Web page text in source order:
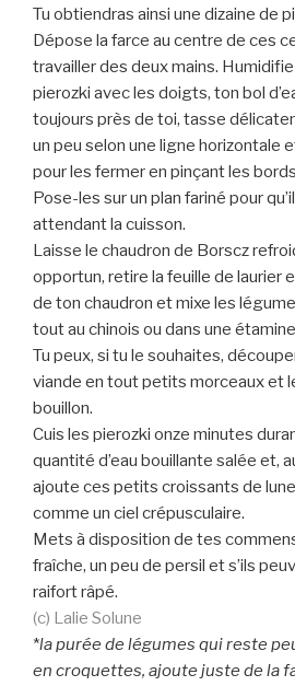
Tu obtiendras ainsi une dizaine de
Dépose la farce au centre de ces
travailler des deux mains.
pierozki avec les doigts, ton bol
toujours près de toi, tasse
un peu selon une ligne horizontale
pour les fermer en pinçant les
Pose-les sur un plan fariné pour
attendant la cuisson.
Laisse le chaudron de Borscz
opportun, retire la feuille de laurier
de ton chaudron et mixe les
tout au chinois ou dans une
Tu peux, si tu le souhaites,
viande en tout petits morceaux et
bouillon.
Cuis les pierozki onze minutes
quantité d’eau bouillante salée et,
ajoute ces petits croissants de
comme un ciel crépusculaire.
Mets à disposition de tes
fraîche, un peu de persil et s’ils
raifort râpé.
(c) Lalie Solune
*la purée de légumes qui reste
en croquettes, ajoute juste de la